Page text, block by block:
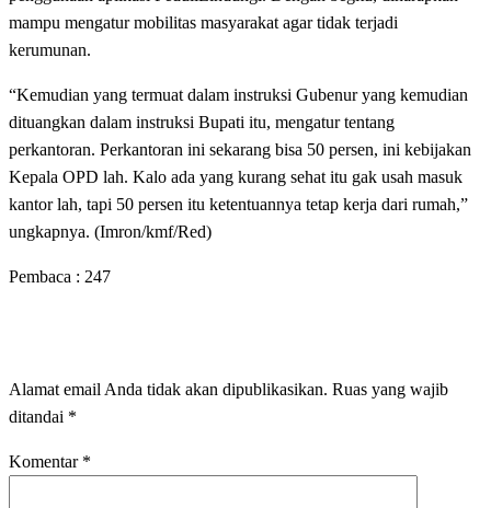
mampu mengatur mobilitas masyarakat agar tidak terjadi
kerumunan.
“Kemudian yang termuat dalam instruksi Gubenur yang kemudian
dituangkan dalam instruksi Bupati itu, mengatur tentang
perkantoran. Perkantoran ini sekarang bisa 50 persen, ini kebijakan
Kepala OPD lah. Kalo ada yang kurang sehat itu gak usah masuk
kantor lah, tapi 50 persen itu ketentuannya tetap kerja dari rumah,”
ungkapnya. (Imron/kmf/Red)
Pembaca : 247
Alamat email Anda tidak akan dipublikasikan. Ruas yang wajib
ditandai *
Komentar *